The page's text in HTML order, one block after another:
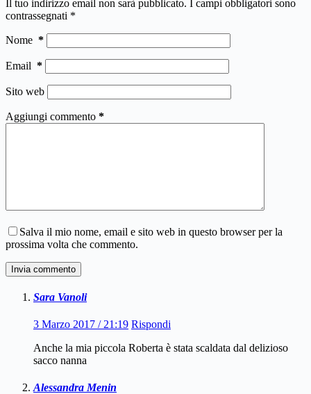
Il tuo indirizzo email non sarà pubblicato.
I campi obbligatori sono
contrassegnati *
Nome *
Email *
Sito web
Aggiungi commento *
Salva il mio nome, email e sito web in questo browser per la
prossima volta che commento.
Invia commento
Sara Vanoli
3 Marzo 2017 / 21:19 Rispondi
Anche la mia piccola Roberta è stata scaldata dal delizioso
sacco nanna
Alessandra Menin